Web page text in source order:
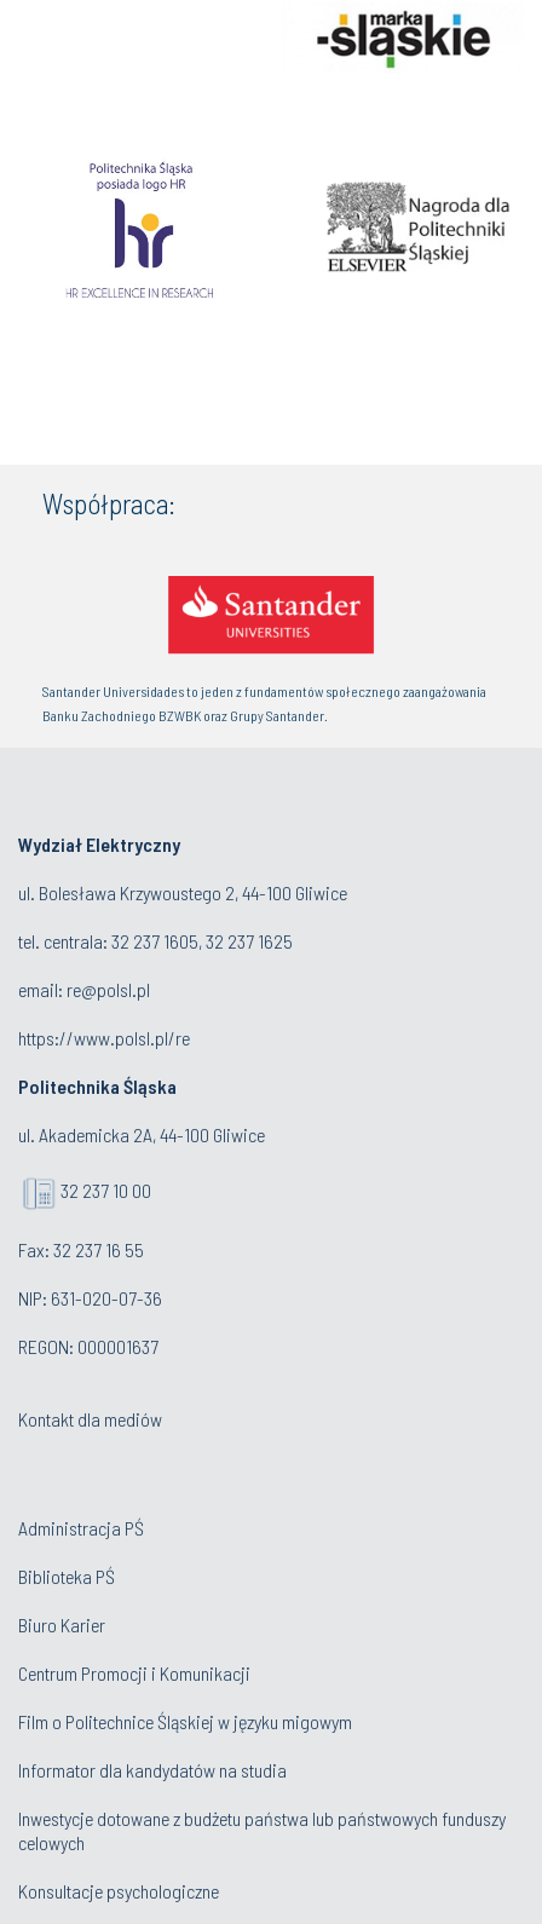
Współpraca:
Santander Universidades to jeden z fundamentów społecznego zaangażowania
Banku Zachodniego BZWBK oraz Grupy Santander.
Wydział Elektryczny
ul. Bolesława Krzywoustego 2, 44-100 Gliwice
tel. centrala: 32 237 1605, 32 237 1625
email: re@polsl.pl
https://www.polsl.pl/re
Politechnika Śląska
ul. Akademicka 2A, 44-100 Gliwice
32 237 10 00
Fax: 32 237 16 55
NIP: 631-020-07-36
REGON: 000001637
Kontakt dla mediów
Administracja PŚ
Biblioteka PŚ
Biuro Karier
Centrum Promocji i Komunikacji
Film o Politechnice Śląskiej w języku migowym
Informator dla kandydatów na studia
Inwestycje dotowane z budżetu państwa lub państwowych funduszy
celowych
Konsultacje psychologiczne